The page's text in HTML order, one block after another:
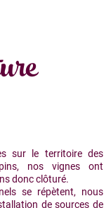
sur le territoire des
nos vignes ont
donc clôturé.
se répètent, nous
de sources de